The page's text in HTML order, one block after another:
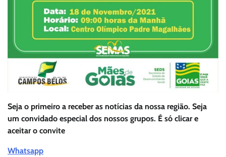
Seja o primeiro a receber as notícias da nossa região. Seja
um convidado especial dos nossos grupos. É só clicar e
aceitar o convite
Whatsapp